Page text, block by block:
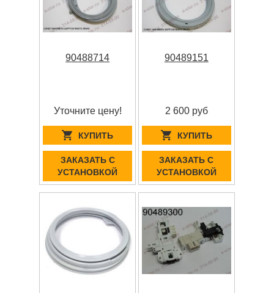
90488714
Уточните цену!
КУПИТЬ
ЗАКАЗАТЬ С
УСТАНОВКОЙ
90489151
2 600 руб
КУПИТЬ
ЗАКАЗАТЬ С
УСТАНОВКОЙ